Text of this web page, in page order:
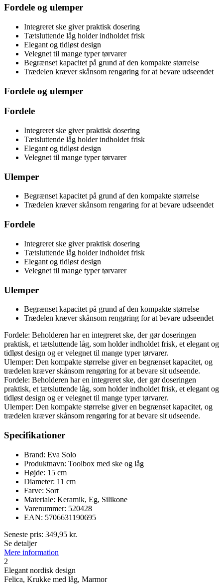
Fordele og ulemper
Integreret ske giver praktisk dosering
Tætsluttende låg holder indholdet frisk
Elegant og tidløst design
Velegnet til mange typer tørvarer
Begrænset kapacitet på grund af den kompakte størrelse
Trædelen kræver skånsom rengøring for at bevare udseendet
Fordele og ulemper
Fordele
Integreret ske giver praktisk dosering
Tætsluttende låg holder indholdet frisk
Elegant og tidløst design
Velegnet til mange typer tørvarer
Ulemper
Begrænset kapacitet på grund af den kompakte størrelse
Trædelen kræver skånsom rengøring for at bevare udseendet
Fordele
Integreret ske giver praktisk dosering
Tætsluttende låg holder indholdet frisk
Elegant og tidløst design
Velegnet til mange typer tørvarer
Ulemper
Begrænset kapacitet på grund af den kompakte størrelse
Trædelen kræver skånsom rengøring for at bevare udseendet
Fordele: Beholderen har en integreret ske, der gør doseringen
praktisk, et tætsluttende låg, som holder indholdet frisk, et elegant og
tidløst design og er velegnet til mange typer tørvarer.
Ulemper: Den kompakte størrelse giver en begrænset kapacitet, og
trædelen kræver skånsom rengøring for at bevare sit udseende.
Fordele: Beholderen har en integreret ske, der gør doseringen
praktisk, et tætsluttende låg, som holder indholdet frisk, et elegant og
tidløst design og er velegnet til mange typer tørvarer.
Ulemper: Den kompakte størrelse giver en begrænset kapacitet, og
trædelen kræver skånsom rengøring for at bevare sit udseende.
Specifikationer
Brand: Eva Solo
Produktnavn: Toolbox med ske og låg
Højde: 15 cm
Diameter: 11 cm
Farve: Sort
Materiale: Keramik, Eg, Silikone
Varenummer: 520428
EAN: 5706631190695
Seneste pris: 349,95 kr.
Se detaljer
Mere information
2
Elegant nordisk design
Felica, Krukke med låg, Marmor